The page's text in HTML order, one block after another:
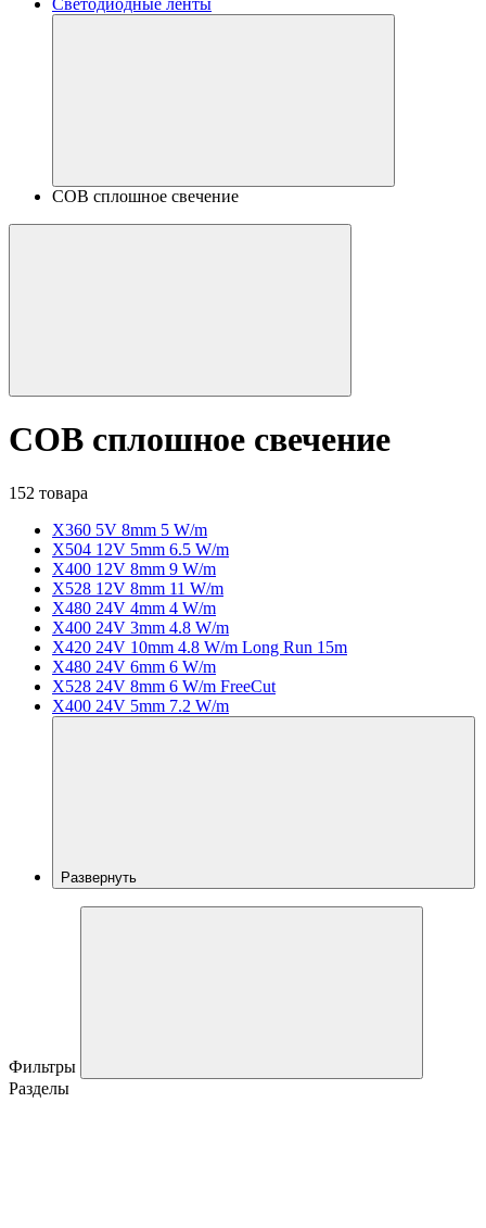
Светодиодные ленты
COB сплошное свечение
COB сплошное свечение
152 товара
X360 5V 8mm 5 W/m
X504 12V 5mm 6.5 W/m
X400 12V 8mm 9 W/m
X528 12V 8mm 11 W/m
X480 24V 4mm 4 W/m
X400 24V 3mm 4.8 W/m
X420 24V 10mm 4.8 W/m Long Run 15m
X480 24V 6mm 6 W/m
X528 24V 8mm 6 W/m FreeCut
X400 24V 5mm 7.2 W/m
Развернуть
Фильтры
Разделы